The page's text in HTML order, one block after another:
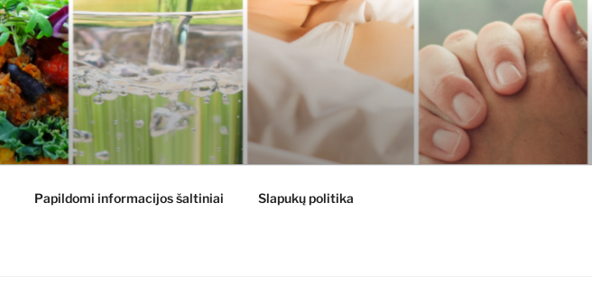
Papildomi informacijos šaltiniai Slapukų politika